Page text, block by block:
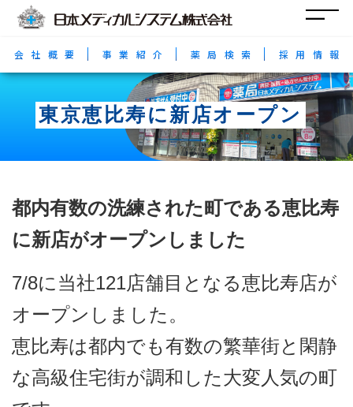
へ
ョ
会社概要 事業紹介 薬局検索 採用情報
東京恵比寿に新店オープン
都内有数の洗練された町である恵比寿
に新店がオープンしました
7/8に当社121店舗目となる恵比寿店が
オープンしました。
恵比寿は都内でも有数の繁華街と閑静
な高級住宅街が調和した大変人気の町